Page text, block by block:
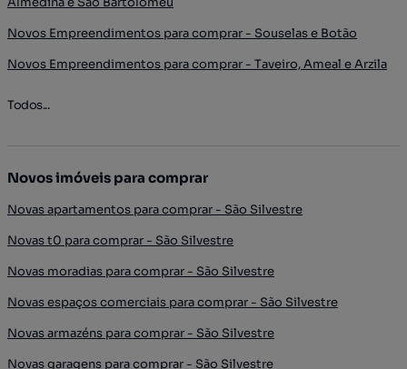
Novos Empreendimentos para comprar - Souselas e Botão
Novos Empreendimentos para comprar - Taveiro, Ameal e Arzila
Todos...
Novos imóveis para comprar
Novas apartamentos para comprar - São Silvestre
Novas t0 para comprar - São Silvestre
Novas moradias para comprar - São Silvestre
Novas espaços comerciais para comprar - São Silvestre
Novas armazéns para comprar - São Silvestre
Novas garagens para comprar - São Silvestre